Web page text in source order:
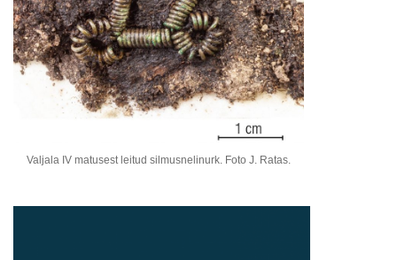
Valjala IV matusest leitud silmusnelinurk. Foto J. Ratas.